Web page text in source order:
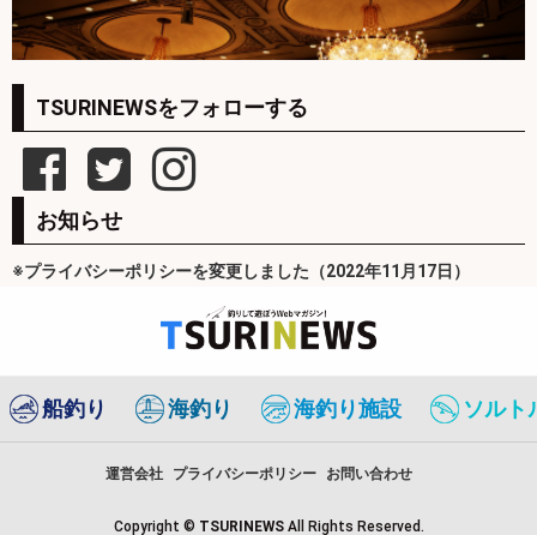
TSURINEWSをフォローする
お知らせ
※プライバシーポリシーを変更しました（2022年11月17日）
船釣り 海釣り 海釣り施設 ソルト
運営会社 プライバシーポリシー お問い合わせ
Copyright © TSURINEWS All Rights Reserved.